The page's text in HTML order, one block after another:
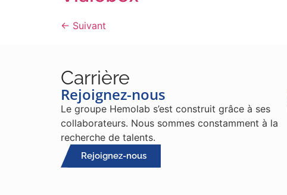
← Suivant
Carrière
Rejoignez-nous
Le groupe Hemolab s’est construit grâce à ses
collaborateurs. Nous sommes constamment à la
recherche de talents.
Rejoignez-nous